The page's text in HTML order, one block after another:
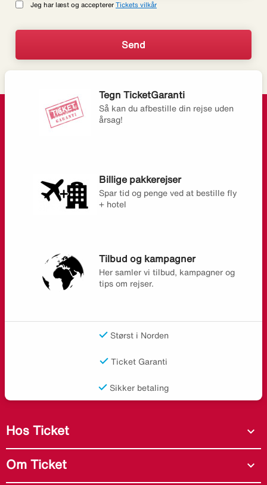
Jeg har læst og accepterer Tickets vilkår
Tegn TicketGaranti
Så kan du afbestille din rejse uden
årsag!
Billige pakkerejser
Spar tid og penge ved at bestille fly
+ hotel
Tilbud og kampagner
Her samler vi tilbud, kampagner og
tips om rejser.
Størst i Norden
Ticket Garanti
Sikker betaling
Hos Ticket expand_more
Om Ticket expand_more